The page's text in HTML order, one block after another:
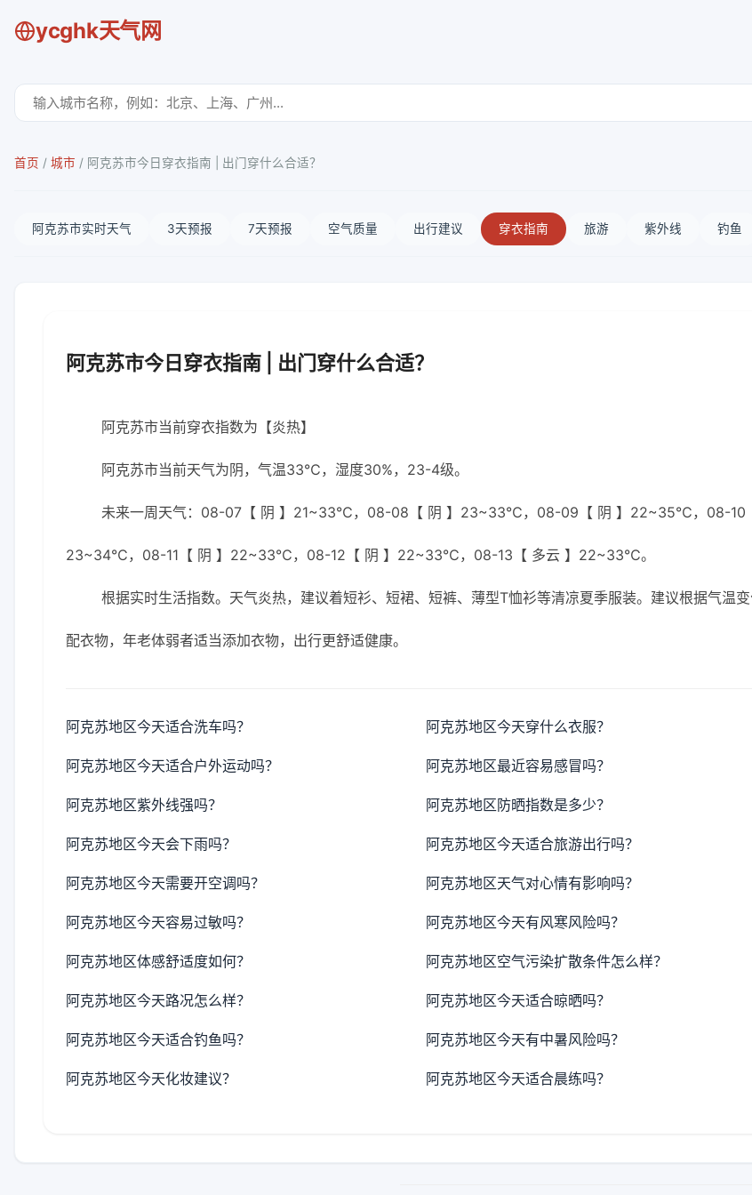
ycghk天气网
首页 / 城市 / 阿克苏市今日穿衣指南 | 出门穿什么合适？
阿克苏市实时天气 3天预报 7天预报 空气质量 出行建议 穿衣指南 旅游 紫外线 钓鱼
阿克苏市今日穿衣指南 | 出门穿什么合适？
阿克苏市当前穿衣指数为【炎热】
阿克苏市当前天气为阴，气温33℃，湿度30%，23-4级。
未来一周天气：08-07【 阴 】21~33℃，08-08【 阴 】23~33℃，08-09【 阴 】22~35℃，08-10
23~34℃，08-11【 阴 】22~33℃，08-12【 阴 】22~33℃，08-13【 多云 】22~33℃。
根据实时生活指数。天气炎热，建议着短衫、短裙、短裤、薄型T恤衫等清凉夏季服装。建议根据气温
配衣物，年老体弱者适当添加衣物，出行更舒适健康。
阿克苏地区今天适合洗车吗？ 阿克苏地区今天穿什么衣服？
阿克苏地区今天适合户外运动吗？ 阿克苏地区最近容易感冒吗？
阿克苏地区紫外线强吗？ 阿克苏地区防晒指数是多少？
阿克苏地区今天会下雨吗？ 阿克苏地区今天适合旅游出行吗？
阿克苏地区今天需要开空调吗？ 阿克苏地区天气对心情有影响吗？
阿克苏地区今天容易过敏吗？ 阿克苏地区今天有风寒风险吗？
阿克苏地区体感舒适度如何？ 阿克苏地区空气污染扩散条件怎么样？
阿克苏地区今天路况怎么样？ 阿克苏地区今天适合晾晒吗？
阿克苏地区今天适合钓鱼吗？ 阿克苏地区今天有中暑风险吗？
阿克苏地区今天化妆建议？ 阿克苏地区今天适合晨练吗？